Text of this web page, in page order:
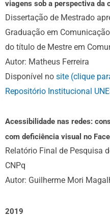
viagens sob a perspectiva da
Dissertação de Mestrado
Graduação em
do título de Mestre em
Autor: Matheus Ferreira
Disponível no site (clique
Repositório Institucional
Acessibilidade nas redes:
com deficiência visual no
Relatório Final de Pesquisa
CNPq
Autor: Guilherme Mori
2019